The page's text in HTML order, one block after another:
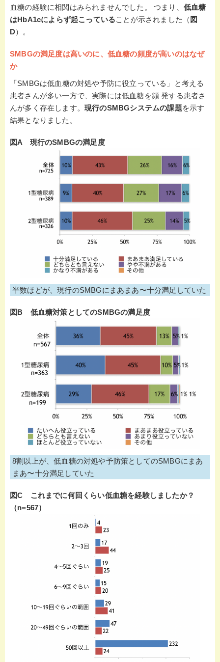
血糖の経験に相関はみられませんでした。 つまり、 低血糖
はHbA1cによらず起こっていることが示されました（ 図
D）。
SMBGの満足度は高いのに、低血糖の頻度が高いのはなぜ
か
「SMBGは低血糖の対処や予防に役立っている」と考える
患者さんが多い一方で、実際には低血糖を頻 発する患者さ
んが多く存在します。 現行のSMBGシステムの課題を示す
結果となりました。
図A 現行のSMBGの満足度
半数ほどが、現行のSMBGにまあまあ〜十分満足していた
図B 低血糖対策としてのSMBGの満足度
8割以上が、低血糖の対処や予防策としてのSMBGにまあ
まあ〜十分満足していた
図C これまでに何回くらい低血糖を経験しましたか？
（n=567）